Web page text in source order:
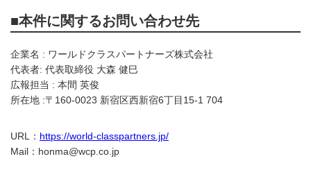
■本件に関するお問い合わせ先
企業名 : ワールドクラスパートナーズ株式会社
代表者: 代表取締役 大森 健巳
広報担当 : 本間 英俊
所在地 :〒160-0023 新宿区西新宿6丁目15-1 704
URL： https://world-classpartners.jp/
Mail：honma@wcp.co.jp